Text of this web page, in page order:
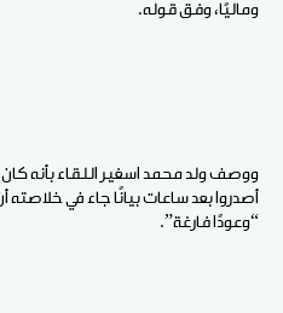
وماليًا، وفق قوله.
ووصف ولد محمد اسغير اللقاء بأنه
أصدروا بعد ساعات بيانًا جاء في
“وعودًا فارغة”.